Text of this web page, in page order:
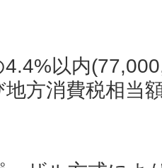
以内
方消費税相当